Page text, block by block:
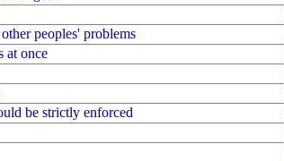
peoples' problems
at once
be strictly enforced